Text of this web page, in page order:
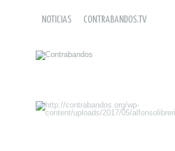
NOTICIAS CONTRABANDOS.TV